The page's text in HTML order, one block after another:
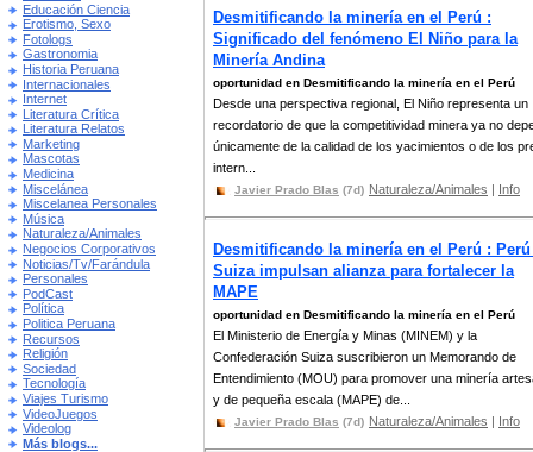
Educación Ciencia
Erotismo, Sexo
Fotologs
Gastronomia
Historia Peruana
Internacionales
Internet
Literatura Crítica
Literatura Relatos
Marketing
Mascotas
Medicina
Miscelánea
Miscelanea Personales
Música
Naturaleza/Animales
Negocios Corporativos
Noticias/Tv/Farándula
Personales
PodCast
Política
Politica Peruana
Recursos
Religión
Sociedad
Tecnología
Viajes Turismo
VideoJuegos
Videolog
Más blogs...
Desmitificando la minería en el Perú :
Significado del fenómeno El Niño para la
Minería Andina
oportunidad en Desmitificando la minería en el Perú
Desde una perspectiva regional, El Niño representa un
recordatorio de que la competitividad minera ya no
únicamente de la calidad de los yacimientos o de los
intern...
Javier Prado Blas (7d) Naturaleza/Animales | Info
Desmitificando la minería en el Perú :
Suiza impulsan alianza para fortalecer la
MAPE
oportunidad en Desmitificando la minería en el Perú
El Ministerio de Energía y Minas (MINEM) y la
Confederación Suiza suscribieron un Memorando de
Entendimiento (MOU) para promover una minería
y de pequeña escala (MAPE) de...
Javier Prado Blas (7d) Naturaleza/Animales | Info